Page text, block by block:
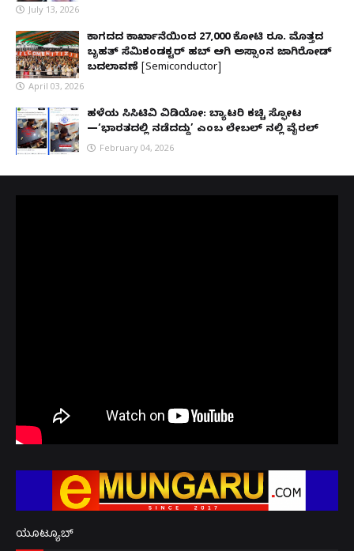
July 13, 2026
ಕಾಗದದ ಕಾರ್ಖಾನೆಯಿಂದ 27,000 ಕೋಟಿ ರೂ. ಮೊತ್ತದ
ಬೃಹತ್ ಸೆಮಿಕಂಡಕ್ಟರ್ ಹಬ್ ಆಗಿ ಅಸ್ಸಾಂನ ಜಾಗಿರೋಡ್
ಬದಲಾವಣೆ [Semiconductor]
April 03, 2026
ಹಳೆಯ ಸಿಸಿಟಿವಿ ವಿಡಿಯೋ: ಬ್ಯಾಟರಿ ಕಚ್ಚಿ ಸ್ಫೋಟ
—‘ಭಾರತದಲ್ಲಿ ನಡೆದದ್ದು’ ಎಂಬ ಲೇಬಲ್ ನಲ್ಲಿ ವೈರಲ್
February 04, 2026
ಯೂಟ್ಯೂಬ್